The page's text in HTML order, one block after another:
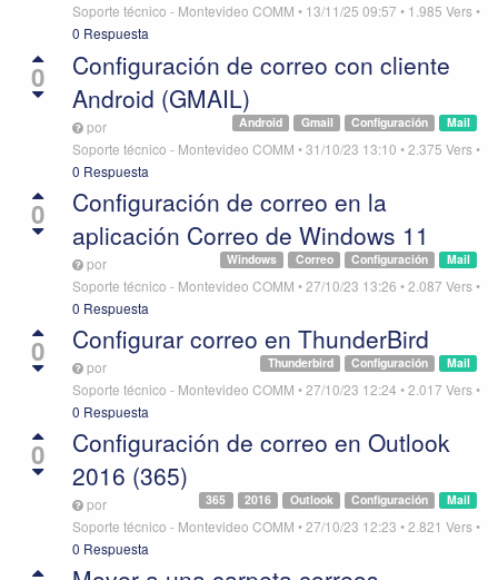
Soporte técnico - Montevideo COMM • 13/11/25 09:57 • 1.985 Vers•
0 Respuesta
0
Configuración de correo con cliente
Android (GMAIL)
Mail
Configuración
Gmail
Android
por
Soporte técnico - Montevideo COMM •31/10/23 13:10 •2.375 Vers•
0 Respuesta
0
Configuración de correo en la
aplicación Correo de Windows 11
Mail
Configuración
Correo
Windows
por
Soporte técnico - Montevideo COMM •27/10/23 13:26 •2.087 Vers•
0 Respuesta
0 Configurar correo en ThunderBird
Mail
Configuración
Thunderbird
por
Soporte técnico - Montevideo COMM •27/10/23 12:24 •2.017 Vers•
0 Respuesta
0
Configuración de correo en Outlook
2016 (365)
Mail
Configuración
Outlook
2016
365
por
Soporte técnico - Montevideo COMM •27/10/23 12:23 •2.821 Vers•
0 Respuesta